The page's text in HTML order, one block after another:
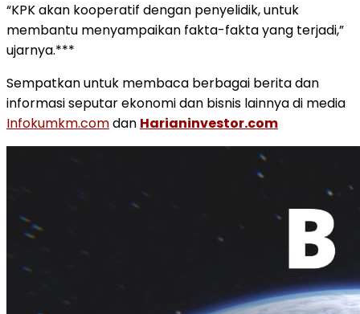
“KPK akan kooperatif dengan penyelidik, untuk
membantu menyampaikan fakta-fakta yang terjadi,”
ujarnya.***
Sempatkan untuk membaca berbagai berita dan
informasi seputar ekonomi dan bisnis lainnya di media
Infokumkm.comdan Harianinvestor.com